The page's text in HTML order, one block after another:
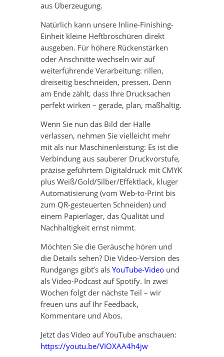
aus Überzeugung.
Natürlich kann unsere Inline-Finishing-
Einheit kleine Heftbroschüren direkt
ausgeben. Für höhere Rückenstärken
oder Anschnitte wechseln wir auf
weiterführende Verarbeitung: rillen,
dreiseitig beschneiden, pressen. Denn
am Ende zählt, dass Ihre Drucksachen
perfekt wirken – gerade, plan, maßhaltig.
Wenn Sie nun das Bild der Halle
verlassen, nehmen Sie vielleicht mehr
mit als nur Maschinenleistung: Es ist die
Verbindung aus sauberer Druckvorstufe,
präzise geführtem Digitaldruck mit CMYK
plus Weiß/Gold/Silber/Effektlack, kluger
Automatisierung (vom Web-to-Print bis
zum QR-gesteuerten Schneiden) und
einem Papierlager, das Qualität und
Nachhaltigkeit ernst nimmt.
Möchten Sie die Geräusche hören und
die Details sehen? Die Video-Version des
Rundgangs gibt’s als YouTube-Videound
als Video-Podcast auf Spotify. In zwei
Wochen folgt der nächste Teil – wir
freuen uns auf Ihr Feedback,
Kommentare und Abos.
Jetzt das Video auf YouTube anschauen:
https://youtu.be/VIOXAA4h4jw